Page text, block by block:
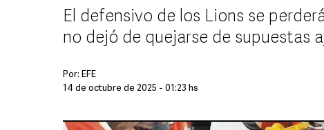
El defensivo de los Lions se
no dejó de quejarse de supuestas
Por: EFE
14 de octubre de 2025 - 01:23 hs